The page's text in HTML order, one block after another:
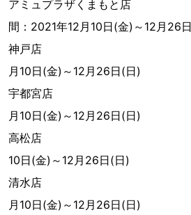
アミュプラザく
間：2021年12月10日(金)～12月26
神戸店 期間：
月10日(金)～12月26日(日)
宇都宮店 期間
月10日(金)～12月26日(日)
高松店 期間：
10日(金)～12月26日(日)
清水店 期間：
月10日(金)～12月26日(日)